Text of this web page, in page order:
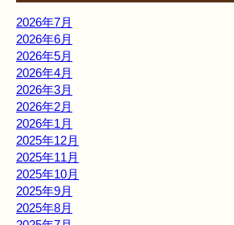
2026年7月
2026年6月
2026年5月
2026年4月
2026年3月
2026年2月
2026年1月
2025年12月
2025年11月
2025年10月
2025年9月
2025年8月